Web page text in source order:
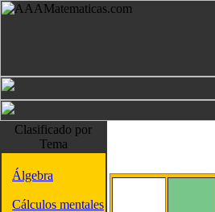
Clasificado por
Tema
Álgebra
Cálculos mentales